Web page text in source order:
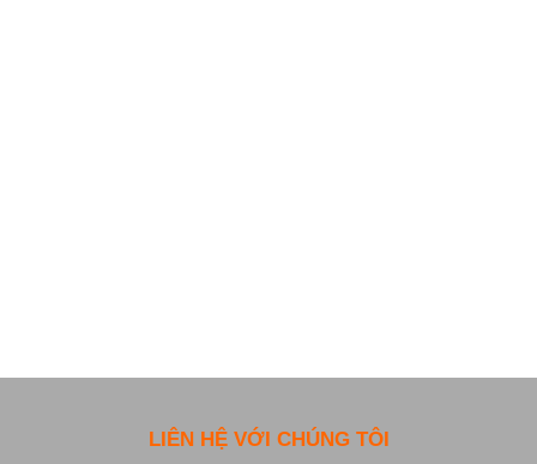
LIÊN HỆ VỚI CHÚNG TÔI